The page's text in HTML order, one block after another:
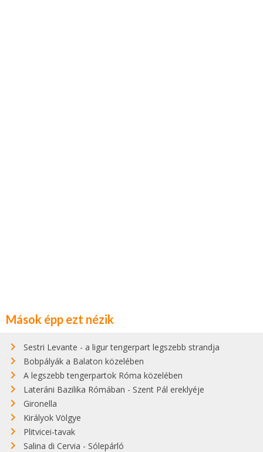
Mások épp ezt nézik
Sestri Levante - a ligur tengerpart legszebb strandja
Bobpályák a Balaton közelében
A legszebb tengerpartok Róma közelében
Lateráni Bazilika Rómában - Szent Pál ereklyéje
Gironella
Királyok Völgye
Plitvicei-tavak
Salina di Cervia - Sólepárló